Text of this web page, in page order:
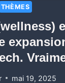
THÈMES
mai 19, 2025